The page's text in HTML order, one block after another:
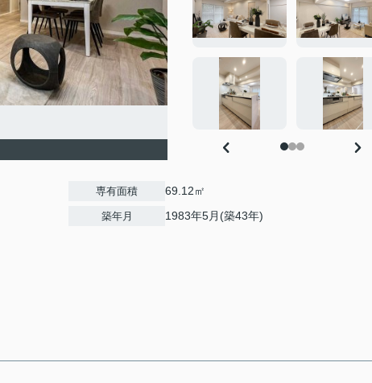
専有面積 69.12㎡
築年月 1983年5月(築43年)